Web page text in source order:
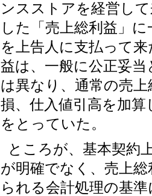
ンスストアを経営し
した「売上総利益」
を上告人に支払って
益は、一般に公正妥
は異なり、通常の売
損、仕入値引高を加
をとっていた。
ところが、基本契約
が明確でなく、売上
られる会計処理の基